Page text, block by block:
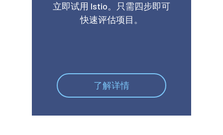
立即试用 Istio。只需四步即可
快速评估项目。
了解详情